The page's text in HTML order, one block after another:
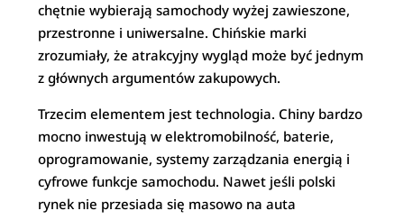
chętnie wybierają samochody wyżej zawieszone,
przestronne i uniwersalne. Chińskie marki
zrozumiały, że atrakcyjny wygląd może być jednym
z głównych argumentów zakupowych.
Trzecim elementem jest technologia. Chiny bardzo
mocno inwestują w elektromobilność, baterie,
oprogramowanie, systemy zarządzania energią i
cyfrowe funkcje samochodu. Nawet jeśli polski
rynek nie przesiada się masowo na auta